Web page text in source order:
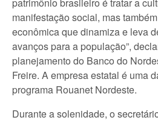
patrimônio brasileiro é tratar a
manifestação social, mas
econômica que dinamiza e leva
avanços para a população”,
planejamento do Banco do
Freire. A empresa estatal é uma
programa Rouanet Nordeste.
Durante a solenidade, o